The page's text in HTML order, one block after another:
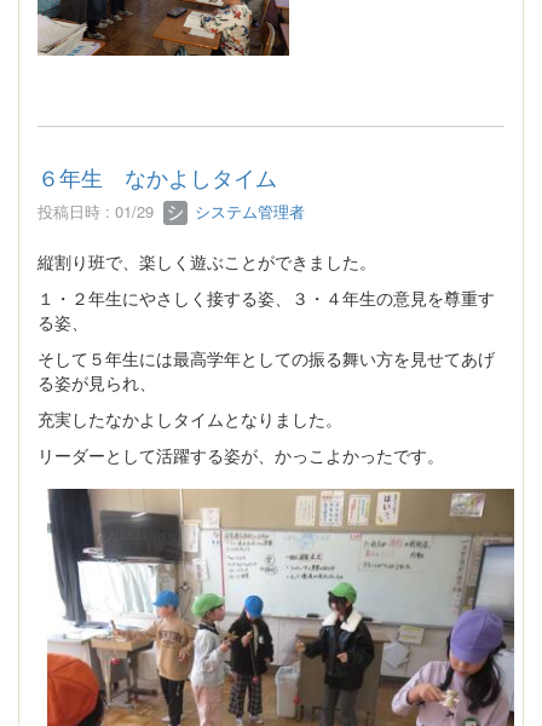
６年生 なかよしタイム
投稿日時 : 01/29 システム管理者
縦割り班で、楽しく遊ぶことができました。
１・２年生にやさしく接する姿、３・４年生の意見を尊重す
る姿、
そして５年生には最高学年としての振る舞い方を見せてあげ
る姿が見られ、
充実したなかよしタイムとなりました。
リーダーとして活躍する姿が、かっこよかったです。